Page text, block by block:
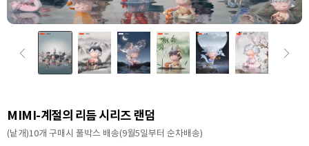
MIMI-계절의 리듬 시리즈 랜덤
(낱개)10개 구매시 풀박스 배송(9월5일부터 순차배송)